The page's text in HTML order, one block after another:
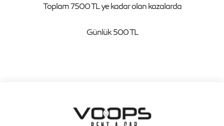
Toplam 7500 TL ye kadar olan kazalarda
Günlük 500 TL